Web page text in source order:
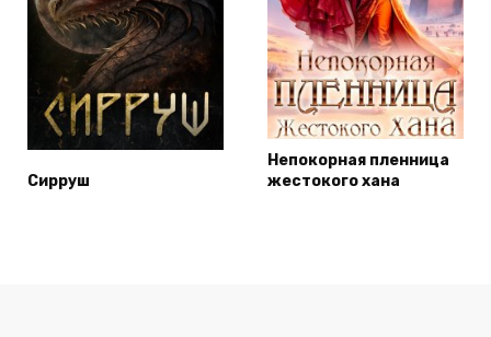
Сирруш
Непокорная пленница
жестокого хана